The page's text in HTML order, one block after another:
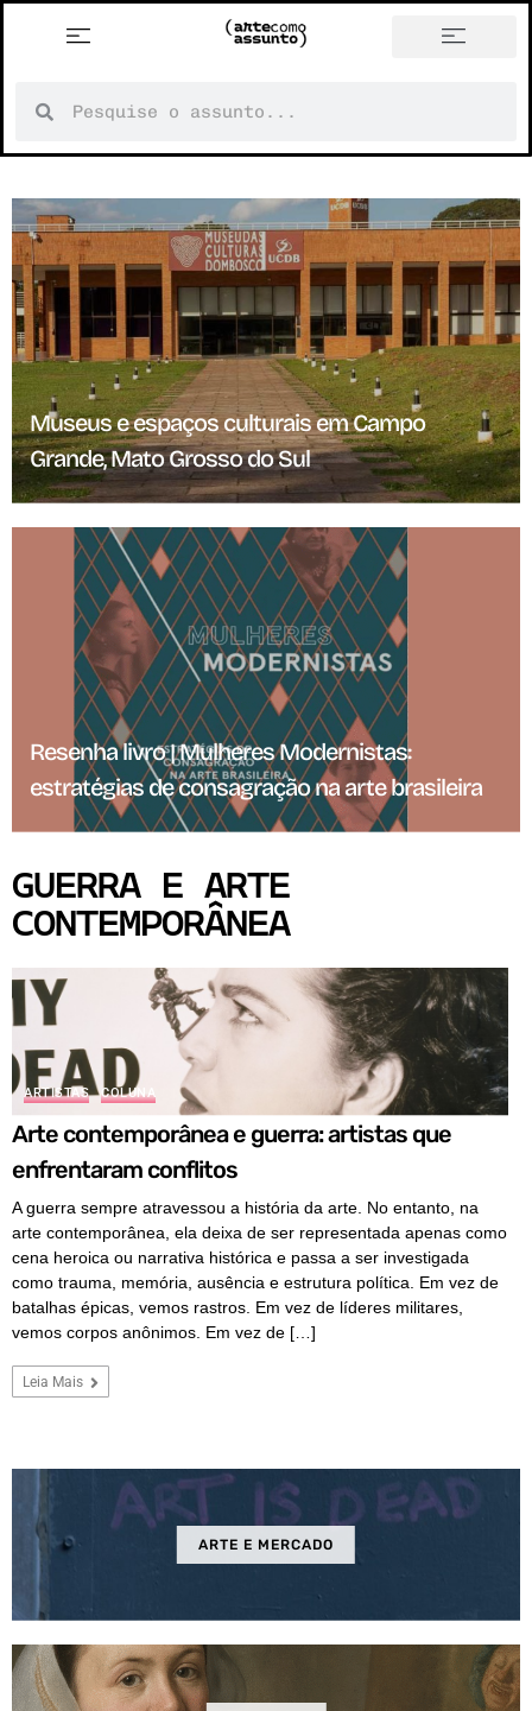
Museus e espaços culturais em Campo
Grande, Mato Grosso do Sul
Resenha livro | Mulheres Modernistas:
estratégias de consagração na arte brasileira
GUERRA E ARTE
CONTEMPORÂNEA
ARTISTAS COLUNA
Arte contemporânea e guerra: artistas que
enfrentaram conflitos
A guerra sempre atravessou a história da arte. No entanto, na
arte contemporânea, ela deixa de ser representada apenas como
cena heroica ou narrativa histórica e passa a ser investigada
como trauma, memória, ausência e estrutura política. Em vez de
batalhas épicas, vemos rastros. Em vez de líderes militares,
vemos corpos anônimos. Em vez de […]
Leia Mais
ARTE E MERCADO